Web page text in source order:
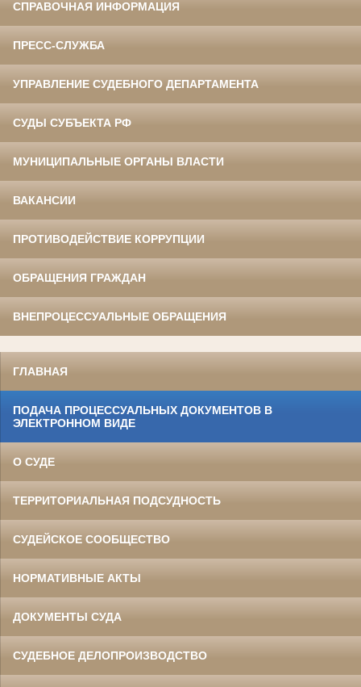
СПРАВОЧНАЯ ИНФОРМАЦИЯ
ПРЕСС-СЛУЖБА
УПРАВЛЕНИЕ СУДЕБНОГО ДЕПАРТАМЕНТА
СУДЫ СУБЪЕКТА РФ
МУНИЦИПАЛЬНЫЕ ОРГАНЫ ВЛАСТИ
ВАКАНСИИ
ПРОТИВОДЕЙСТВИЕ КОРРУПЦИИ
ОБРАЩЕНИЯ ГРАЖДАН
ВНЕПРОЦЕССУАЛЬНЫЕ ОБРАЩЕНИЯ
ГЛАВНАЯ
ПОДАЧА ПРОЦЕССУАЛЬНЫХ ДОКУМЕНТОВ В
ЭЛЕКТРОННОМ ВИДЕ
О СУДЕ
ТЕРРИТОРИАЛЬНАЯ ПОДСУДНОСТЬ
СУДЕЙСКОЕ СООБЩЕСТВО
НОРМАТИВНЫЕ АКТЫ
ДОКУМЕНТЫ СУДА
СУДЕБНОЕ ДЕЛОПРОИЗВОДСТВО